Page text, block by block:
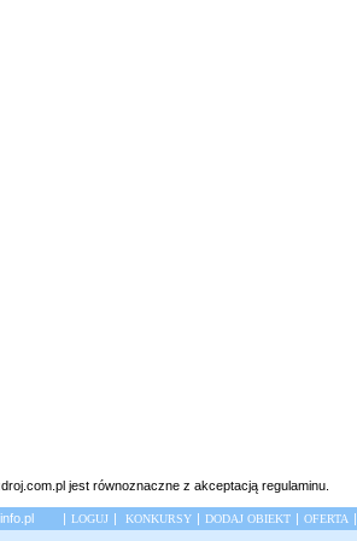
jest równoznaczne z akceptacją regulaminu.
| LOGUJ | KONKURSY | DODAJ OBIEKT | OFERTA |